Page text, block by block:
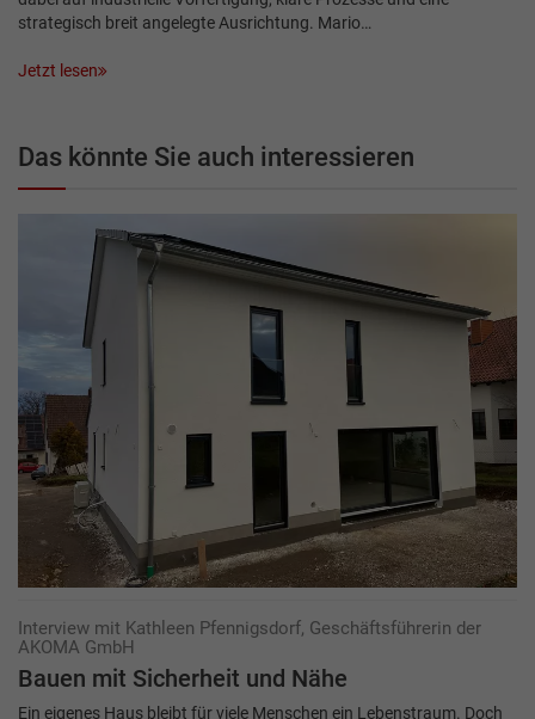
strategisch breit angelegte Ausrichtung. Mario…
Jetzt lesen
Das könnte Sie auch interessieren
Interview mit Kathleen Pfennigsdorf, Geschäftsführerin der
AKOMA GmbH
Bauen mit Sicherheit und Nähe
Ein eigenes Haus bleibt für viele Menschen ein Lebenstraum. Doch